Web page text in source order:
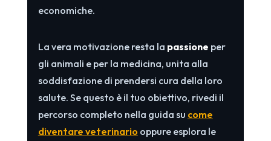
economiche.
La vera motivazione resta la passione per
gli animali e per la medicina, unita alla
soddisfazione di prendersi cura della loro
salute. Se questo è il tuo obiettivo, rivedi il
percorso completo nella guida su come
diventare veterinario oppure esplora le